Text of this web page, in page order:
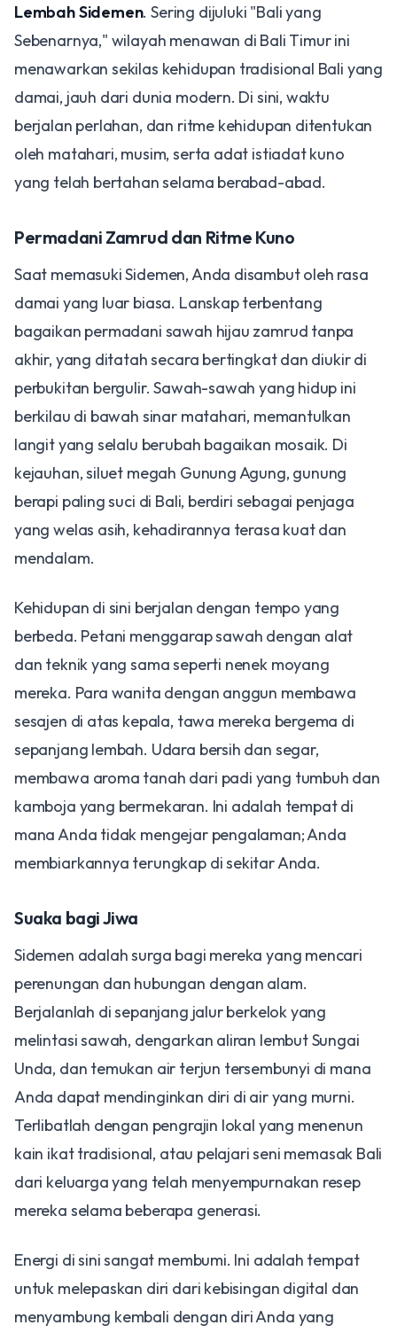
Lembah Sidemen. Sering dijuluki "Bali yang
Sebenarnya," wilayah menawan di Bali Timur ini
menawarkan sekilas kehidupan tradisional Bali yang
damai, jauh dari dunia modern. Di sini, waktu
berjalan perlahan, dan ritme kehidupan ditentukan
oleh matahari, musim, serta adat istiadat kuno
yang telah bertahan selama berabad-abad.
​Permadani Zamrud dan Ritme Kuno
​Saat memasuki Sidemen, Anda disambut oleh rasa
damai yang luar biasa. Lanskap terbentang
bagaikan permadani sawah hijau zamrud tanpa
akhir, yang ditatah secara bertingkat dan diukir di
perbukitan bergulir. Sawah-sawah yang hidup ini
berkilau di bawah sinar matahari, memantulkan
langit yang selalu berubah bagaikan mosaik. Di
kejauhan, siluet megah Gunung Agung, gunung
berapi paling suci di Bali, berdiri sebagai penjaga
yang welas asih, kehadirannya terasa kuat dan
mendalam.
​Kehidupan di sini berjalan dengan tempo yang
berbeda. Petani menggarap sawah dengan alat
dan teknik yang sama seperti nenek moyang
mereka. Para wanita dengan anggun membawa
sesajen di atas kepala, tawa mereka bergema di
sepanjang lembah. Udara bersih dan segar,
membawa aroma tanah dari padi yang tumbuh dan
kamboja yang bermekaran. Ini adalah tempat di
mana Anda tidak mengejar pengalaman; Anda
membiarkannya terungkap di sekitar Anda.
​Suaka bagi Jiwa
​Sidemen adalah surga bagi mereka yang mencari
perenungan dan hubungan dengan alam.
Berjalanlah di sepanjang jalur berkelok yang
melintasi sawah, dengarkan aliran lembut Sungai
Unda, dan temukan air terjun tersembunyi di mana
Anda dapat mendinginkan diri di air yang murni.
Terlibatlah dengan pengrajin lokal yang menenun
kain ikat tradisional, atau pelajari seni memasak Bali
dari keluarga yang telah menyempurnakan resep
mereka selama beberapa generasi.
​Energi di sini sangat membumi. Ini adalah tempat
untuk melepaskan diri dari kebisingan digital dan
menyambung kembali dengan diri Anda yang